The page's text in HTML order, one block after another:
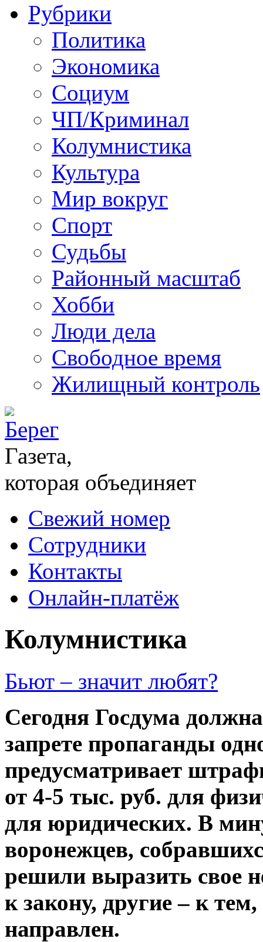
Рубрики
Политика
Экономика
Социум
ЧП/Криминал
Колумнистика
Культура
Мир вокруг
Спорт
Судьбы
Районный масштаб
Хобби
Люди дела
Свободное время
Жилищный контроль
Газета,
которая объединяет
Свежий номер
Сотрудники
Контакты
Онлайн-платёж
Колумнистика
Бьют – значит любят?
Сегодня Госдума
запрете пропаганды
предусматривает
от 4-­5 тыс. руб. для
для юридических. В
воронежцев,
решили выразить свое
к закону, другие – к
направлен.